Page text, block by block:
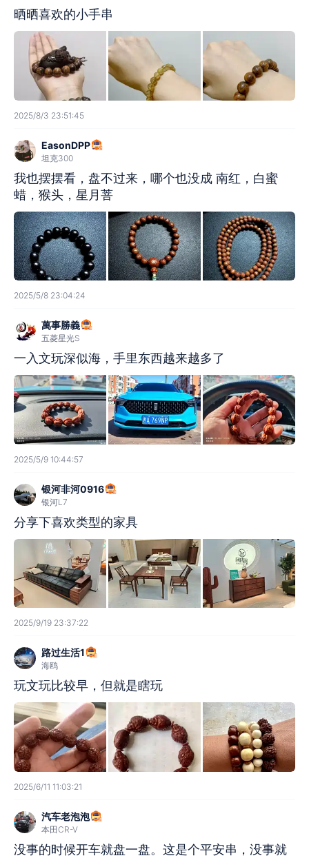
晒晒喜欢的小手串
2025/8/3 23:51:45
EasonDPP
坦克300
我也摆摆看，盘不过来，哪个也没成 南红，白蜜
蜡，猴头，星月菩
2025/5/8 23:04:24
萬事勝義
五菱星光S
一入文玩深似海，手里东西越来越多了
2025/5/9 10:44:57
银河非河0916
银河L7
分享下喜欢类型的家具
2025/9/19 23:37:22
路过生活1
海鸥
玩文玩比较早，但就是瞎玩
2025/6/11 11:03:21
汽车老泡泡
本田CR-V
没事的时候开车就盘一盘。这是个平安串，没事就